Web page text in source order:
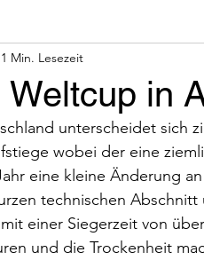
in
1 Min. Lesezeit
unterscheidet sich
wobei der eine
eine kleine Änderung
technischen
einer Siegerzeit von
und die Trockenheit